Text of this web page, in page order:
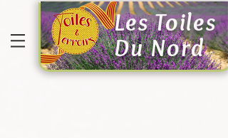
Les Toiles
Du Nord